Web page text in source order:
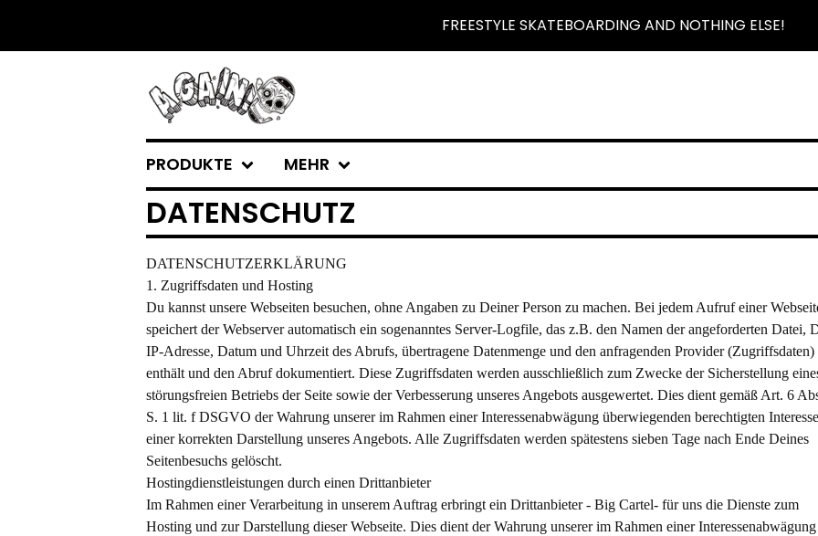
FREESTYLE SKATEBOARDING AND NOTHING ELSE!
PRODUKTE MEHR
DATENSCHUTZ
DATENSCHUTZERKLÄRUNG
1. Zugriffsdaten und Hosting
Du kannst unsere Webseiten besuchen, ohne Angaben zu Deiner Person zu machen. Bei jedem Aufruf einer
speichert der Webserver automatisch ein sogenanntes Server-Logfile, das z.B. den Namen der angeforderten Datei,
IP-Adresse, Datum und Uhrzeit des Abrufs, übertragene Datenmenge und den anfragenden Provider (Zugriffsdaten)
enthält und den Abruf dokumentiert. Diese Zugriffsdaten werden ausschließlich zum Zwecke der Sicherstellung
störungsfreien Betriebs der Seite sowie der Verbesserung unseres Angebots ausgewertet. Dies dient gemäß Art. 6
S. 1 lit. f DSGVO der Wahrung unserer im Rahmen einer Interessenabwägung überwiegenden berechtigten
einer korrekten Darstellung unseres Angebots. Alle Zugriffsdaten werden spätestens sieben Tage nach Ende Deines
Seitenbesuchs gelöscht.
Hostingdienstleistungen durch einen Drittanbieter
Im Rahmen einer Verarbeitung in unserem Auftrag erbringt ein Drittanbieter - Big Cartel- für uns die Dienste zum
Hosting und zur Darstellung dieser Webseite. Dies dient der Wahrung unserer im Rahmen einer Interessenabwägung